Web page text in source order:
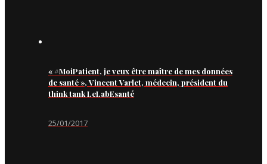
« #MoiPatient, je veux être maître de mes données
de santé », Vincent Varlet, médecin, président du
think tank LeLabEsanté
25/01/2017